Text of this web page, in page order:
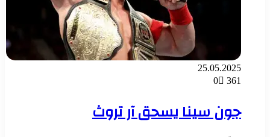
25.05.2025
0
361
جون سينا يسحق آر تروث